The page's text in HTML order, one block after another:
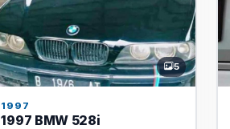
5
1997
1997 BMW 528i